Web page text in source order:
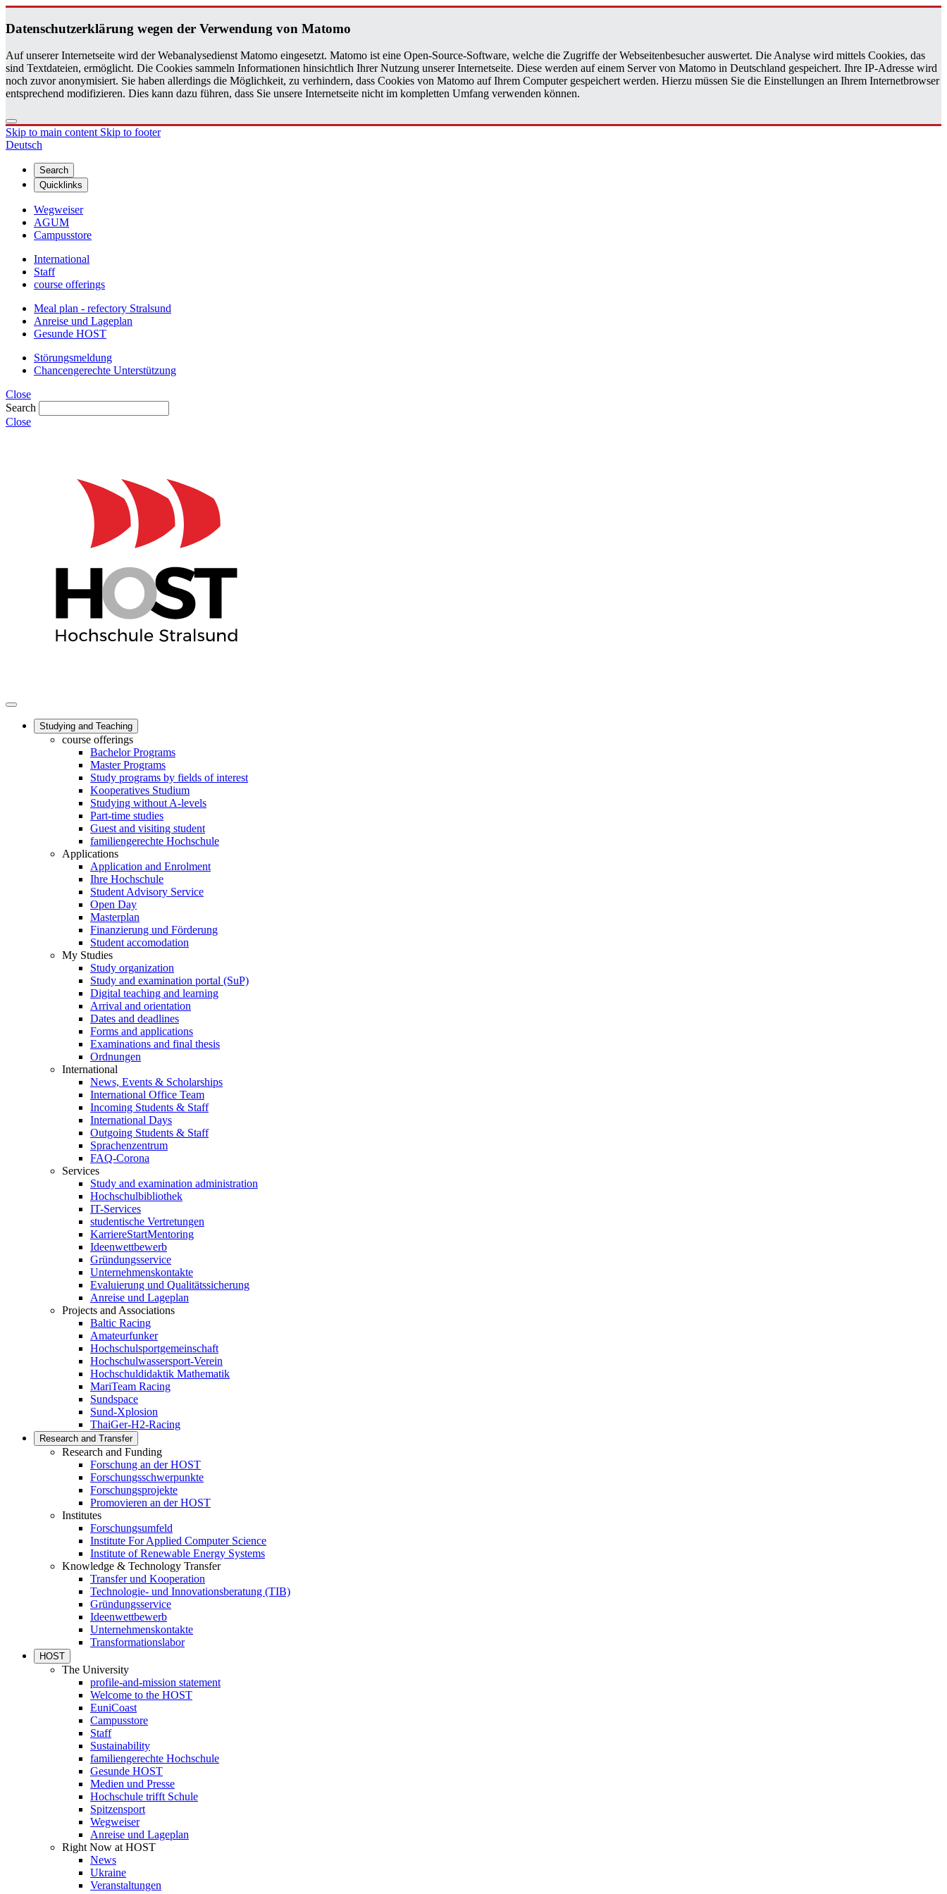
Daten­schutzerklärung wegen der Ver­wen­dung von Matomo
Auf unserer Internetseite wird der Webanalysedienst Matomo eingesetzt. Matomo ist eine Open-Source-Software, welche die Zugriffe der Webseitenbesucher auswertet. Die Analyse wird mittels Cookies, das
sind Textdateien, ermöglicht. Die Cookies sammeln Informationen hinsichtlich Ihrer Nutzung unserer Internetseite. Diese werden auf einem Server von Matomo in Deutschland gespeichert. Ihre IP-Adresse wird
noch zuvor anonymisiert. Sie haben allerdings die Möglichkeit, zu verhindern, dass Cookies von Matomo auf Ihrem Computer gespeichert werden. Hierzu müssen Sie die Einstellungen an Ihrem Internetbrowser
entsprechend modifizieren. Dies kann dazu führen, dass Sie unsere Internetseite nicht im kompletten Umfang verwenden können.
Skip to main content Skip to footer
Deutsch
Search
Quicklinks
Wegweiser
AGUM
Campusstore
International
Staff
course offerings
Meal plan - refectory Stralsund
Anreise und Lageplan
Gesunde HOST
Störungsmeldung
Chancengerechte Unterstützung
Close
Search
Close
Studying and Teaching
course offerings
Bachelor Programs
Master Programs
Study programs by fields of interest
Kooperatives Studium
Studying without A-levels
Part-time studies
Guest and visiting student
familiengerechte Hochschule
Applications
Application and Enrolment
Ihre Hochschule
Student Advisory Service
Open Day
Masterplan
Finanzierung und Förderung
Student accomodation
My Studies
Study organization
Study and examination portal (SuP)
Digital teaching and learning
Arrival and orientation
Dates and deadlines
Forms and applications
Examinations and final thesis
Ordnungen
International
News, Events & Scholarships
International Office Team
Incoming Students & Staff
International Days
Outgoing Students & Staff
Sprachenzentrum
FAQ-Corona
Services
Study and examination administration
Hochschulbibliothek
IT-Services
studentische Vertretungen
KarriereStartMentoring
Ideenwettbewerb
Gründungsservice
Unternehmenskontakte
Evaluierung und Qualitätssicherung
Anreise und Lageplan
Projects and Associations
Baltic Racing
Amateurfunker
Hochschulsportgemeinschaft
Hochschulwassersport-Verein
Hochschuldidaktik Mathematik
MariTeam Racing
Sundspace
Sund-Xplosion
ThaiGer-H2-Racing
Research and Transfer
Research and Funding
Forschung an der HOST
Forschungsschwerpunkte
Forschungsprojekte
Promovieren an der HOST
Institutes
Forschungsumfeld
Institute For Applied Computer Science
Institute of Renewable Energy Systems
Knowledge & Technology Transfer
Transfer und Kooperation
Technologie- und Innovationsberatung (TIB)
Gründungsservice
Ideenwettbewerb
Unternehmenskontakte
Transformationslabor
HOST
The University
profile-and-mission statement
Welcome to the HOST
EuniCoast
Campusstore
Staff
Sustainability
familiengerechte Hochschule
Gesunde HOST
Medien und Presse
Hochschule trifft Schule
Spitzensport
Wegweiser
Anreise und Lageplan
Right Now at HOST
News
Ukraine
Veranstaltungen